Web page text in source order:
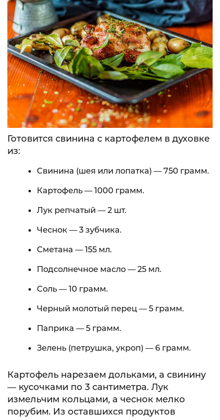
Готовится свинина с картофелем в духовке
из:
Свинина (шея или лопатка) — 750 грамм.
Картофель — 1000 грамм.
Лук репчатый — 2 шт.
Чеснок — 3 зубчика.
Сметана — 155 мл.
Подсолнечное масло — 25 мл.
Соль — 10 грамм.
Черный молотый перец — 5 грамм.
Паприка — 5 грамм.
Зелень (петрушка, укроп) — 6 грамм.
Картофель нарезаем дольками, а свинину
— кусочками по 3 сантиметра. Лук
измельчим кольцами, а чеснок мелко
порубим. Из оставшихся продуктов